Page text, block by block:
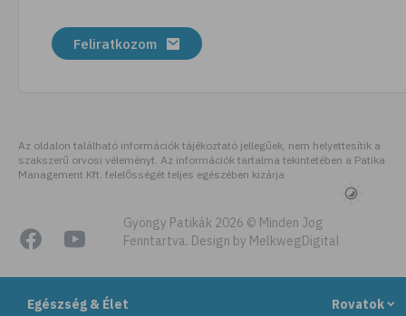
Egészség & Élet Rovatok
# izlandi zuzmó
# szemirritáció
# emésztőrendszer
# emésztési zavarok
# puffadás
# gyomorégés
Feliratkozom
Az oldalon található információk tájékoztató jellegűek, nem helyettesítik a
szakszerű orvosi véleményt. Az információk tartalma tekintetében a Patika
Management Kft. felelősségét teljes egészében kizárja
Gyöngy Patikák 2026 © Minden Jog
Fenntartva. Design by MelkwegDigital